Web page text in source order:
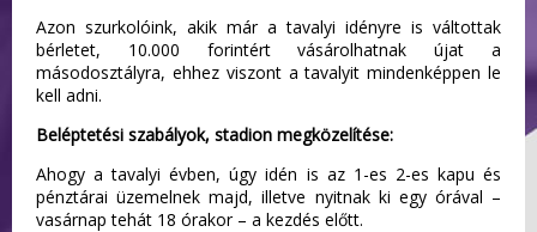
Azon szurkolóink, akik már a tavalyi idényre is váltottak
bérletet, 10.000 forintért vásárolhatnak újat a
másodosztályra, ehhez viszont a tavalyit mindenképpen le
kell adni.
Beléptetési szabályok, stadion megközelítése:
Ahogy a tavalyi évben, úgy idén is az 1-es 2-es kapu és
pénztárai üzemelnek majd, illetve nyitnak ki egy órával –
vasárnap tehát 18 órakor – a kezdés előtt.